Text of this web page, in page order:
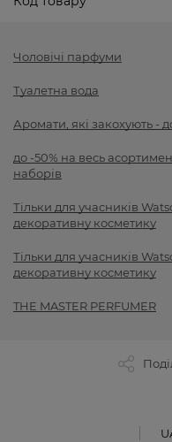
Чоловічі парфуми
Туалетна вода
Аромати, які закохують -
до -50% на весь
наборів
Тільки для учасників
декоративну косметику
Тільки для учасників
декоративну косметику
THE MASTER PERFUMER